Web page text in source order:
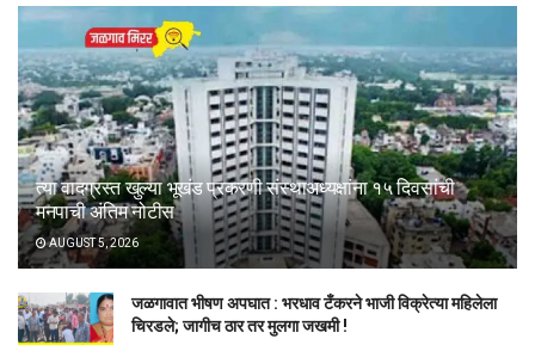
त्या वादग्रस्त खुल्या भूखंड प्रकरणी संस्थाअध्यक्षांना १५ दिवसांची
मनपाची अंतिम नोटीस
AUGUST 5, 2026
जळगावात भीषण अपघात : भरधाव टँकरने भाजी विक्रेत्या महिलेला
चिरडले; जागीच ठार तर मुलगा जखमी !